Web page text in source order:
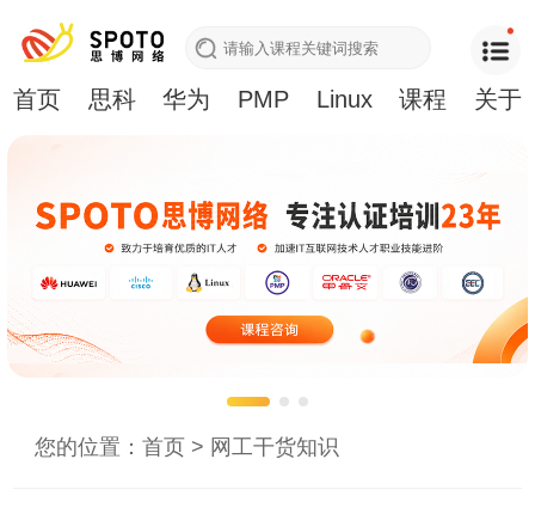
首页 思科 华为 PMP Linux 课程 关于
您的位置：首页 > 网工干货知识